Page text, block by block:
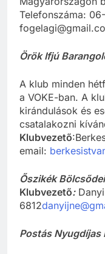
Telefonszáma:
Örök Ifjú
A klub minden
a VOKE-ban. A
kirándulások és
csatalakozni
Klubvezető
email:
Őszikék
Klubvezető:
6812
Postás Nyugdíjas